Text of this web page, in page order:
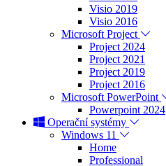
Visio 2019
Visio 2016
Microsoft Project
Project 2024
Project 2021
Project 2019
Project 2016
Microsoft PowerPoint
Powerpoint 2024
Operační systémy
Windows 11
Home
Professional